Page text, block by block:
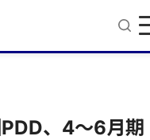
、4～6月期